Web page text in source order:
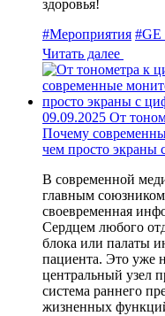
здоровья!
#Мероприятия #GE
Читать далее
09.09.2025 От
Почему
чем просто экраны
В современной
главным союзником
своевременная
Сердцем любого
блока или палаты
пациента. Это уже
центральный узел
система раннего
жизненных